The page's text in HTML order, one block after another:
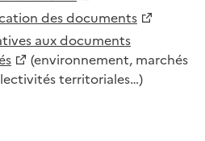
des documents
aux documents
(environnement, marchés
territoriales…)